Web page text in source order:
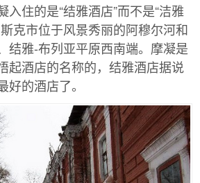
入住的是“结雅酒店”而不是“洁雅
克市位于风景秀丽的阿穆尔河和
结雅-布列亚平原西南端。摩凝是
起酒店的名称的，结雅酒店据说
好的酒店了。